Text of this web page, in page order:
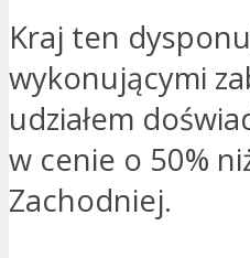
Kraj ten
wykonującymi
udziałem
w cenie o 50%
Zachodniej.